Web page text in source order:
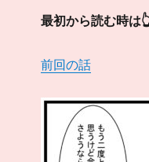
最初から読む時は
前回の話